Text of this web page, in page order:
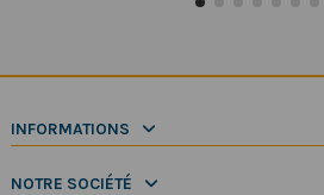
INFORMATIONS
NOTRE SOCIÉTÉ